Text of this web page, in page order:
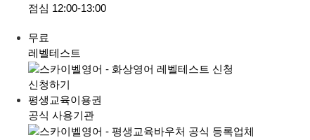
점심 12:00-13:00
무료
레벨테스트
신청하기
평생교육이용권
공식 사용기관